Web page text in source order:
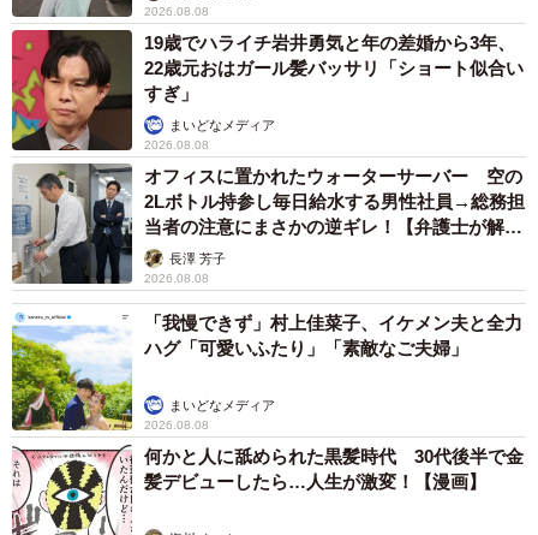
2026.08.08
19歳でハライチ岩井勇気と年の差婚から3年、
22歳元おはガール髪バッサリ「ショート似合い
すぎ」
まいどなメディア
2026.08.08
オフィスに置かれたウォーターサーバー 空の
2Lボトル持参し毎日給水する男性社員→総務担
当者の注意にまさかの逆ギレ！【弁護士が解
説】長澤 芳子
2026.08.08
「我慢できず」村上佳菜子、イケメン夫と全力
ハグ「可愛いふたり」「素敵なご夫婦」
まいどなメディア
2026.08.08
何かと人に舐められた黒髪時代 30代後半で金
髪デビューしたら…人生が激変！【漫画】